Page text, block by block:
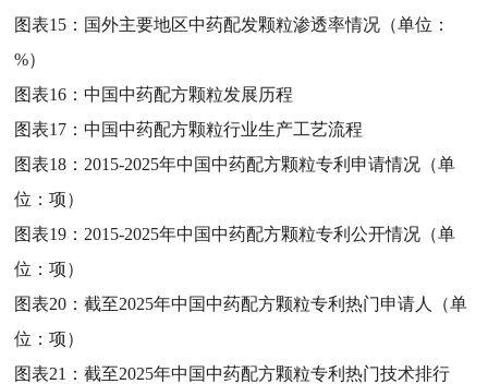
图表15： 国外主要地区中药配发颗粒渗透率情况（单位：
%）
图表16：中国中药配方颗粒发展历程
图表17：中国中药配方颗粒行业生产工艺流程
图表18： 2015-2025年中国中药配方颗粒专利申请情况（单
位：项）
图表19： 2015-2025年中国中药配方颗粒专利公开情况（单
位：项）
图表20：截至2025年中国中药配方颗粒专利热门申请人（单
位：项）
图表21：截至2025年中国中药配方颗粒专利热门技术排行